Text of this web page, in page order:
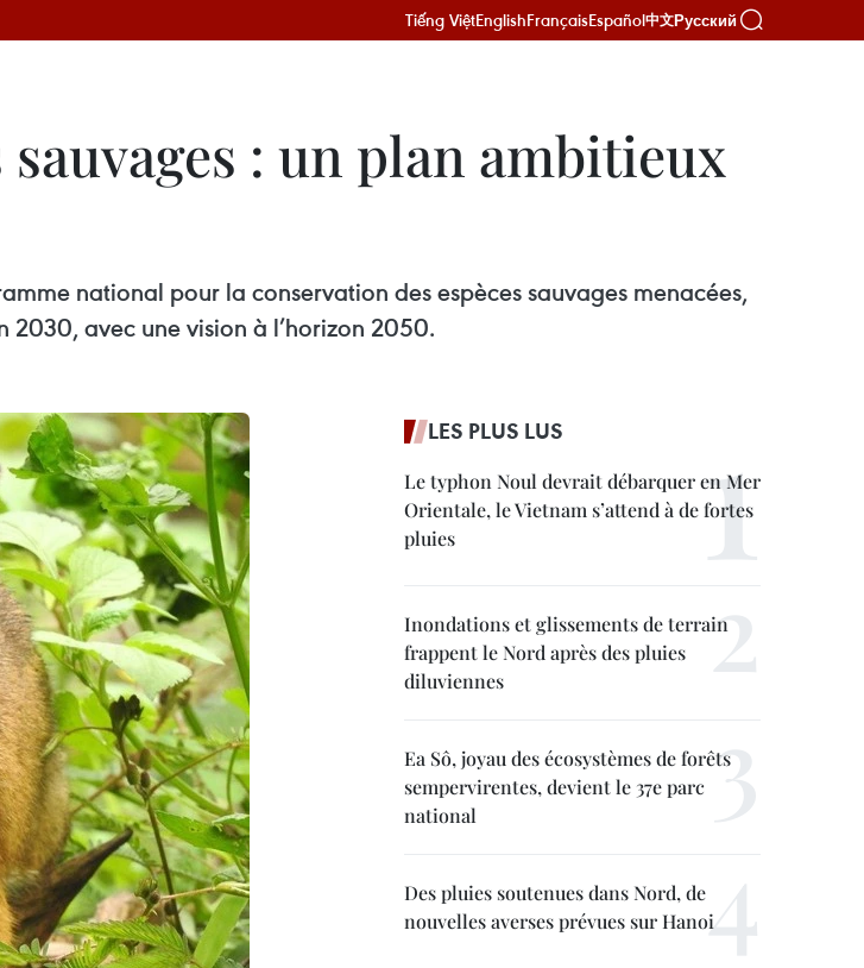
Tiếng ViệtEnglishFrançaisEspañol中文Русский
: un plan ambitieux
national pour la conservation des espèces sauvages menacées,
avec une vision à l’horizon 2050.
LES PLUS LUS
Le typhon Noul devrait débarquer en Mer
Orientale, le Vietnam s’attend à de fortes
pluies
Inondations et glissements de terrain
frappent le Nord après des pluies
diluviennes
Ea Sô, joyau des écosystèmes de forêts
sempervirentes, devient le 37e parc
national
Des pluies soutenues dans Nord, de
nouvelles averses prévues sur Hanoi